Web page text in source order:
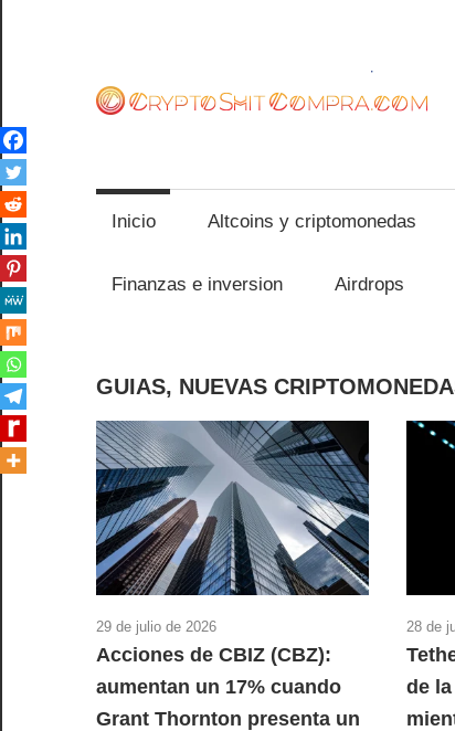
Inicio Altcoins y criptomonedas
Finanzas e inversion Airdrops
GUIAS, NUEVAS
29 de julio de 2026
Acciones de CBIZ (CBZ):
aumentan un 17% cuando
Grant Thornton presenta un
28 de
de